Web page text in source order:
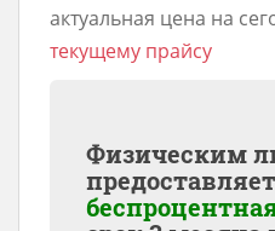
актуальная цена на
текущему прайсу
Физическим